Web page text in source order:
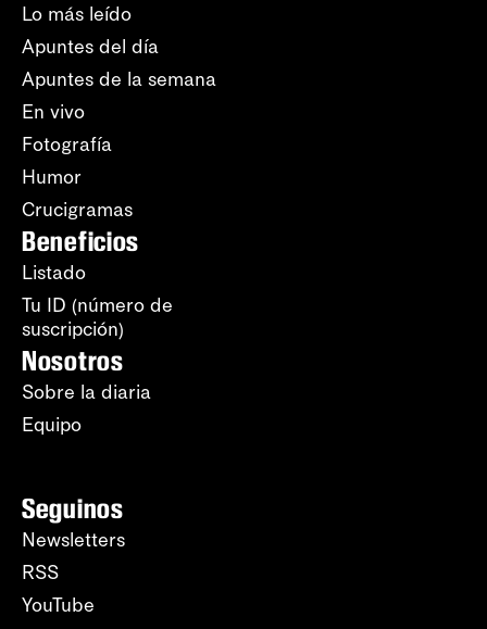
Lo más leído
Apuntes del día
Apuntes de la semana
En vivo
Fotografía
Humor
Crucigramas
Beneficios
Listado
Tu ID (número de
suscripción)
Nosotros
Sobre la diaria
Equipo
Seguinos
Newsletters
RSS
YouTube